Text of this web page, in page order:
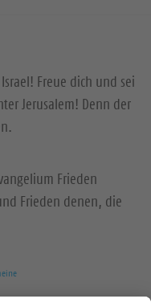
Freue dich und sei
Jerusalem! Denn der
Frieden
Frieden denen, die